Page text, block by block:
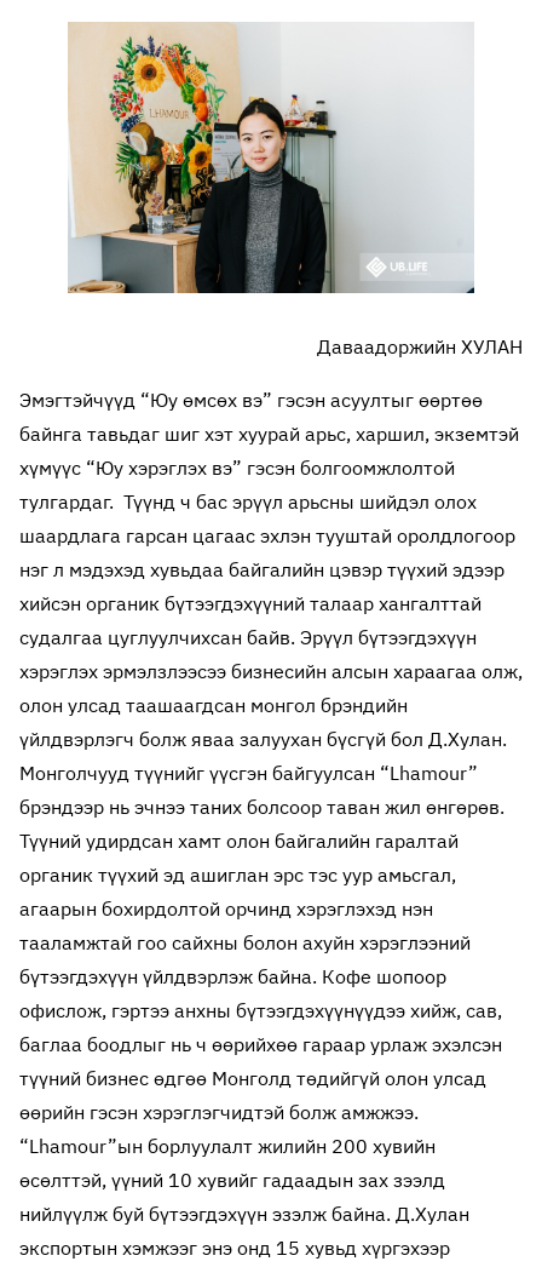
Даваадоржийн ХУЛАН
Эмэгтэйчүүд “Юу өмсөх вэ” гэсэн асуултыг өөртөө
байнга тавьдаг шиг хэт хуурай арьс, харшил, экземтэй
хүмүүс “Юу хэрэглэх вэ” гэсэн болгоомжлолтой
тулгардаг. Түүнд ч бас эрүүл арьсны шийдэл олох
шаардлага гарсан цагаас эхлэн тууштай оролдлогоор
нэг л мэдэхэд хувьдаа байгалийн цэвэр түүхий эдээр
хийсэн органик бүтээгдэхүүний талаар хангалттай
судалгаа цуглуулчихсан байв. Эрүүл бүтээгдэхүүн
хэрэглэх эрмэлзлээсээ бизнесийн алсын хараагаа олж,
олон улсад таашаагдсан монгол брэндийн
үйлдвэрлэгч болж яваа залуухан бүсгүй бол Д.Хулан.
Монголчууд түүнийг үүсгэн байгуулсан “Lhamour”
брэндээр нь эчнээ таних болсоор таван жил өнгөрөв.
Түүний удирдсан хамт олон байгалийн гаралтай
органик түүхий эд ашиглан эрс тэс уур амьсгал,
агаарын бохирдолтой орчинд хэрэглэхэд нэн
тааламжтай гоо сайхны болон ахуйн хэрэглээний
бүтээгдэхүүн үйлдвэрлэж байна. Кофе шопоор
офислож, гэртээ анхны бүтээгдэхүүнүүдээ хийж, сав,
баглаа боодлыг нь ч өөрийхөө гараар урлаж эхэлсэн
түүний бизнес өдгөө Монголд төдийгүй олон улсад
өөрийн гэсэн хэрэглэгчидтэй болж амжжээ.
“Lhamour”ын борлуулалт жилийн 200 хувийн
өсөлттэй, үүний 10 хувийг гадаадын зах зээлд
нийлүүлж буй бүтээгдэхүүн эзэлж байна. Д.Хулан
экспортын хэмжээг энэ онд 15 хувьд хүргэхээр